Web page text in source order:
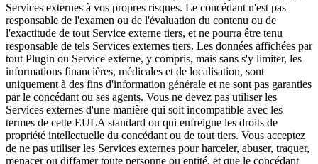
Services externes à vos propres risques. Le concédant n'est pas
responsable de l'examen ou de l'évaluation du contenu ou de
l'exactitude de tout Service externe tiers, et ne pourra être tenu
responsable de tels Services externes tiers. Les données affichées par
tout Plugin ou Service externe, y compris, mais sans s'y limiter, les
informations financières, médicales et de localisation, sont
uniquement à des fins d'information générale et ne sont pas garanties
par le concédant ou ses agents. Vous ne devez pas utiliser les
Services externes d'une manière qui soit incompatible avec les
termes de cette EULA standard ou qui enfreigne les droits de
propriété intellectuelle du concédant ou de tout tiers. Vous acceptez
de ne pas utiliser les Services externes pour harceler, abuser, traquer,
menacer ou diffamer toute personne ou entité, et que le concédant